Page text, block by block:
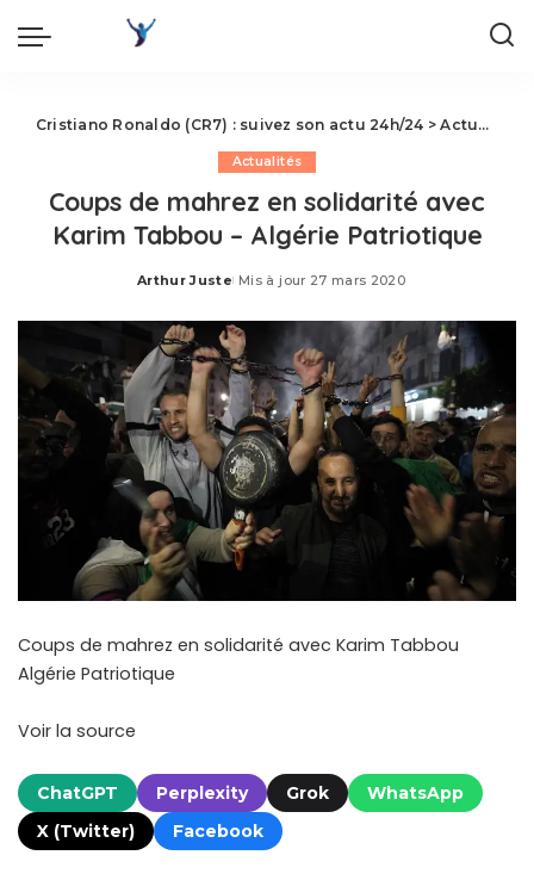
Cristiano Ronaldo (CR7) : suivez son actu 24h/24 >Actualités
Actualités
Coups de mahrez en solidarité avec
Karim Tabbou – Algérie Patriotique
Posted
Arthur Juste Mis à jour 27 mars 2020
Coups de mahrez en solidarité avec Karim Tabbou
Algérie Patriotique
Voir la source
ChatGPT Perplexity Grok
WhatsApp
X (Twitter)
Facebook